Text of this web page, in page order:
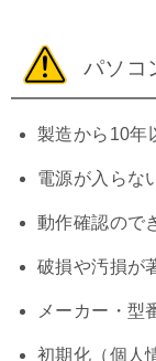
パソコ
製造から10年
電源が入らな
動作確認ので
破損や汚損が
メーカー・型
初期化（個人